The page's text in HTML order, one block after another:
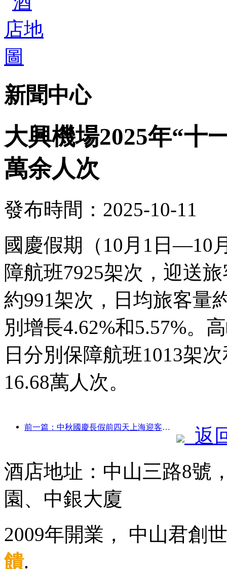
新聞中心
大興機場2025年“十
萬余人次
發布時間：2025-10-11
國慶假期（10月1日—10
障航班7925架次，迎送
約991架次，日均旅客量
別增長4.62%和5.57%。
日分別保障航班1013架
16.68萬人次。
前一篇：中秋國慶長假前四天上海迎客逾1511萬人次，同比增長超兩成
返
酒店地址：中山三路8號
園、中銀大廈
2009年開業， 中山君
饋.